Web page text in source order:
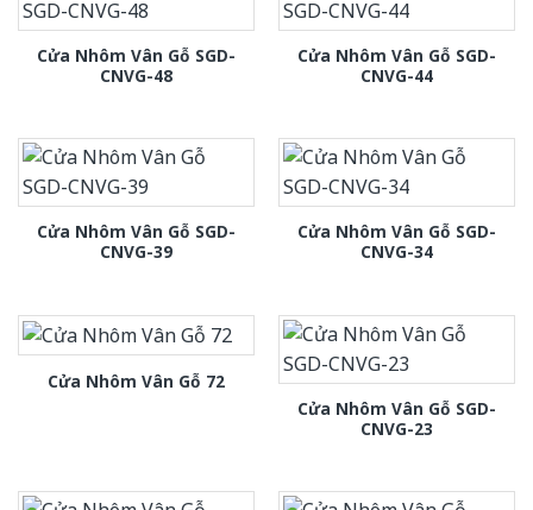
Cửa Nhôm Vân Gỗ SGD-
CNVG-48
Cửa Nhôm Vân Gỗ SGD-
CNVG-44
Cửa Nhôm Vân Gỗ SGD-
CNVG-39
Cửa Nhôm Vân Gỗ SGD-
CNVG-34
Cửa Nhôm Vân Gỗ 72
Cửa Nhôm Vân Gỗ SGD-
CNVG-23